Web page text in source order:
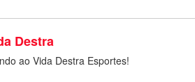
Destra
ao Vida Destra Esportes!